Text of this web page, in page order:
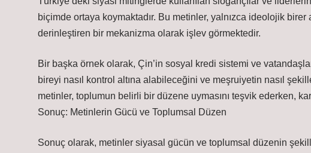
biçimde ortaya koymaktadır. Bu metinler, yalnızca ideolojik
derinleştiren bir mekanizma olarak işlev görmektedir.
Bir başka örnek olarak, Çin’in sosyal kredi sistemi ve
bireyi nasıl kontrol altına alabileceğini ve meşruiyetin nasıl
metinler, toplumun belirli bir düzene uymasını teşvik ederken,
Sonuç: Metinlerin Gücü ve Toplumsal Düzen
Sonuç olarak, metinler siyasal gücün ve toplumsal düzenin